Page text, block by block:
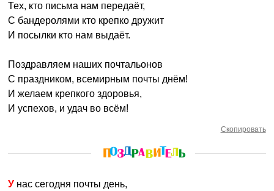
Тех, кто письма нам передаёт,
С бандеролями кто крепко дружит
И посылки кто нам выдаёт.
Поздравляем наших почтальонов
С праздником, всемирным почты днём!
И желаем крепкого здоровья,
И успехов, и удач во всём!
Скопировать
У нас сегодня почты день,